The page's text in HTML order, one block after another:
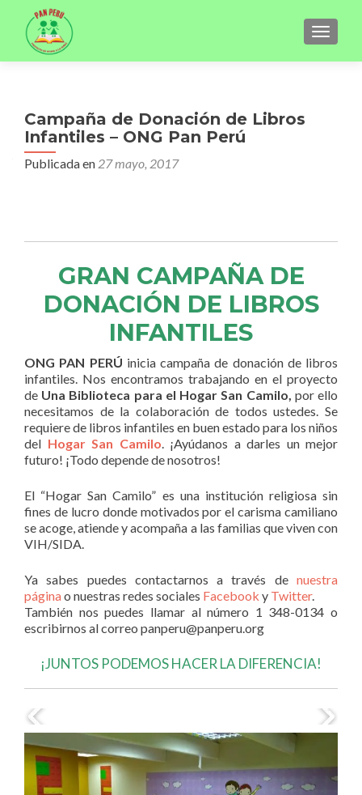
Campaña de Donación de Libros
Infantiles – ONG Pan Perú
Publicada en 27 mayo, 2017
GRAN CAMPAÑA DE
DONACIÓN DE LIBROS
INFANTILES
ONG PAN PERÚ inicia campaña de donación de libros
infantiles. Nos encontramos trabajando en el proyecto
de Una Biblioteca para el Hogar San Camilo, por ello
necesitamos de la colaboración de todos ustedes. Se
requiere de libros infantiles en buen estado para los niños
del Hogar San Camilo. ¡Ayúdanos a darles un mejor
futuro! ¡Todo depende de nosotros!
El “Hogar San Camilo” es una institución religiosa sin
fines de lucro donde motivados por el carisma camiliano
se acoge, atiende y acompaña a las familias que viven con
VIH/SIDA.
Ya sabes puedes contactarnos a través de nuestra
páginao nuestras redes sociales Facebook y Twitter.
También nos puedes llamar al número 1 348-0134 o
escribirnos al correo panperu@panperu.org
¡JUNTOS PODEMOS HACER LA DIFERENCIA!